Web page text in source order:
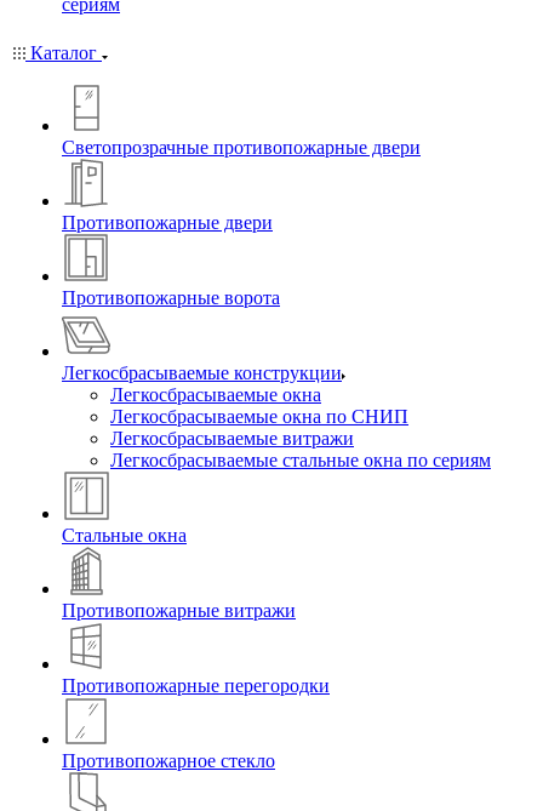
сериям
Каталог
Светопрозрачные противопожарные двери
Противопожарные двери
Противопожарные ворота
Легкосбрасываемые конструкции
Легкосбрасываемые окна
Легкосбрасываемые окна по СНИП
Легкосбрасываемые витражи
Легкосбрасываемые стальные окна по сериям
Стальные окна
Противопожарные витражи
Противопожарные перегородки
Противопожарное стекло